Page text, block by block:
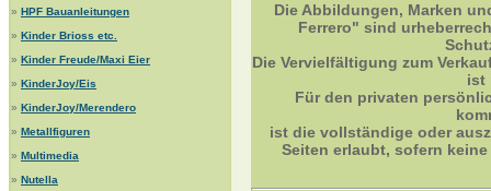
» HPF Bauanleitungen
» Kinder Brioss etc.
» Kinder Freude/Maxi Eier
» KinderJoy/Eis
» KinderJoy/Merendero
» Metallfiguren
» Multimedia
» Nutella
Die Abbildungen, Marken
Ferrero" sind
Die Vervielfältigung zum
ist
Für den privaten
ist die vollständige oder
Seiten erlaubt, sofern